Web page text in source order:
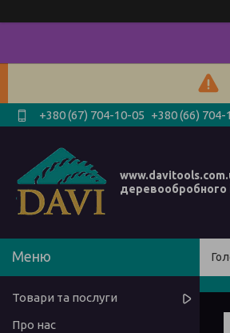
+380 (67) 704-10-05 +380 (66) 704-
деревообробного
Товари та послуги
Про нас